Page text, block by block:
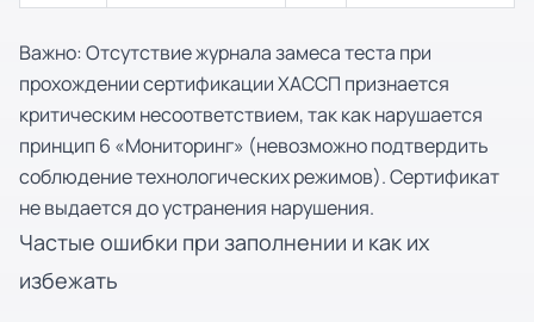
Важно: Отсутствие журнала замеса теста при
прохождении сертификации ХАССП признается
критическим несоответствием, так как нарушается
принцип 6 «Мониторинг» (невозможно подтвердить
соблюдение технологических режимов). Сертификат
не выдается до устранения нарушения.
Частые ошибки при заполнении и как их
избежать